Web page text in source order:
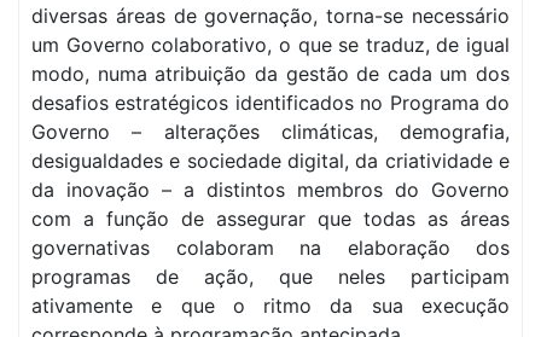
diversas áreas de governação, torna-se necessário
um Governo colaborativo, o que se traduz, de igual
modo, numa atribuição da gestão de cada um dos
desafios estratégicos identificados no Programa do
Governo – alterações climáticas, demografia,
desigualdades e sociedade digital, da criatividade e
da inovação – a distintos membros do Governo
com a função de assegurar que todas as áreas
governativas colaboram na elaboração dos
programas de ação, que neles participam
ativamente e que o ritmo da sua execução